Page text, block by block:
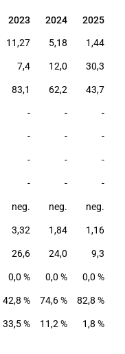
2023 2024 2025
2023 2024 2025
11,27 5,18 1,44
7,4 12,0 30,3
83,1 62,2 43,7
- - -
- - -
- - -
- - -
neg. neg. neg.
3,32 1,84 1,16
26,6 24,0 9,3
0,0 % 0,0 % 0,0 %
42,8 % 74,6 % 82,8 %
33,5 % 11,2 % 1,8 %